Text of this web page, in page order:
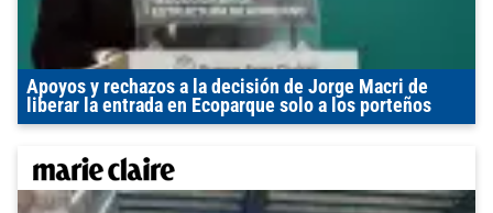
Apoyos y rechazos a la decisión de Jorge Macri de
liberar la entrada en Ecoparque solo a los porteños